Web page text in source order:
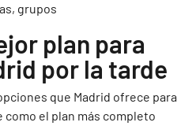
grupos
plan para
por la tarde
que Madrid ofrece para
como el plan más completo